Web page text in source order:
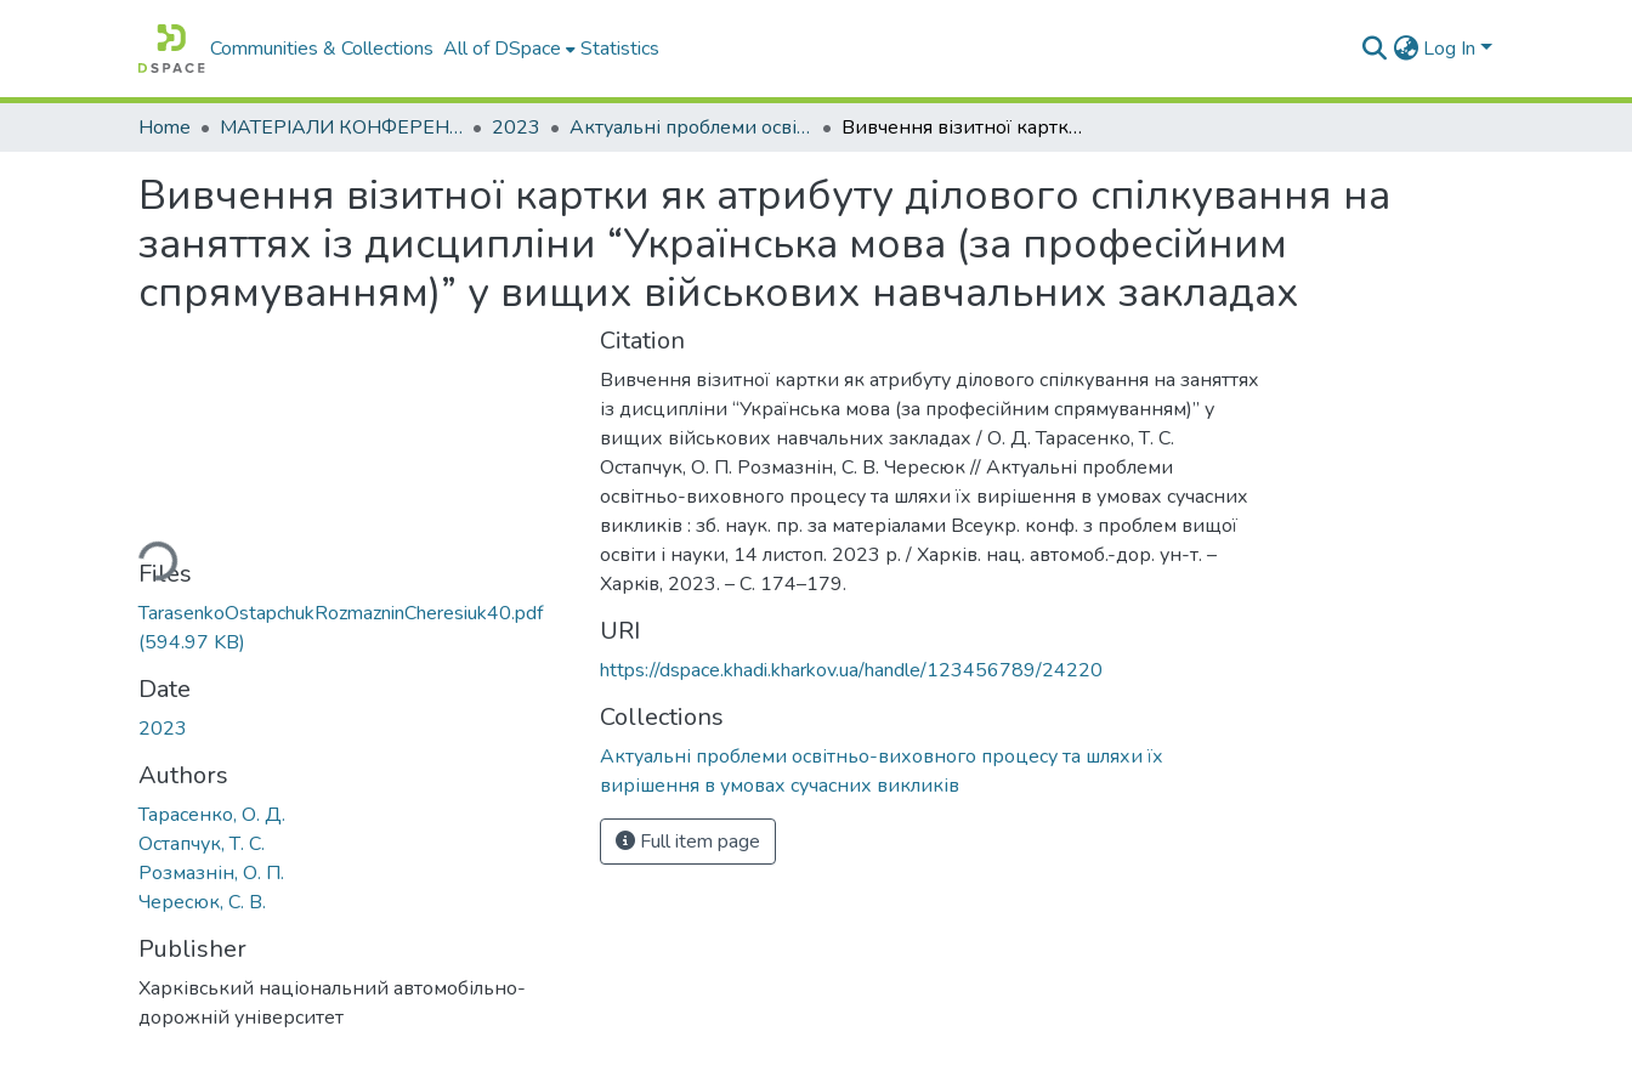
Communities & Collections All of DSpace Statistics Log In
Home МАТЕРІАЛИ КОНФЕРЕНЦІЙ 2023 Актуальні проблеми освітньо-виховного процесу та шляхи їх вирішення в умовах сучасних викликів Вивчення візитної картки як атрибуту ділового спілкування на заняттях із дисципліни “Українська мова (за професійним спрямуванням)” у вищих військових навчальних закладах
Вивчення візитної картки як атрибуту ділового спілкування на
заняттях із дисципліни “Українська мова (за професійним
спрямуванням)” у вищих військових навчальних закладах
Loading...
Files
TarasenkoOstapchukRozmazninCheresiuk40.pdf
(594.97 KB)
Date
2023
Authors
Тарасенко, О. Д.
Остапчук, Т. С.
Розмазнін, О. П.
Чересюк, С. В.
Publisher
Харківський національний автомобільно-
дорожній університет
Citation
Вивчення візитної картки як атрибуту ділового спілкування на заняттях
із дисципліни “Українська мова (за професійним спрямуванням)” у
вищих військових навчальних закладах / О. Д. Тарасенко, Т. С.
Остапчук, О. П. Розмазнін, С. В. Чересюк // Актуальні проблеми
освітньо-виховного процесу та шляхи їх вирішення в умовах сучасних
викликів : зб. наук. пр. за матеріалами Всеукр. конф. з проблем вищої
освіти і науки, 14 листоп. 2023 р. / Харків. нац. автомоб.-дор. ун-т. –
Харкiв, 2023. – С. 174–179.
URI
https://dspace.khadi.kharkov.ua/handle/123456789/24220
Collections
Актуальні проблеми освітньо-виховного процесу та шляхи їх
вирішення в умовах сучасних викликів
Full item page